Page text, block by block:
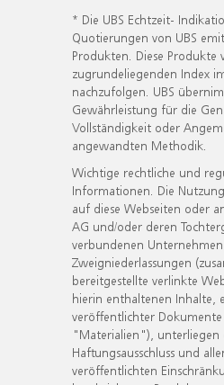
* Die UBS Echtzeit-
Quotierungen von UBS
Produkten. Diese Produkte
zugrundeliegenden Index
nachzufolgen. UBS
Gewährleistung für die
Vollständigkeit oder
angewandten Methodik.
Wichtige rechtliche und
Informationen. Die
auf diese Webseiten oder
AG und/oder deren
verbundenen
Zweigniederlassungen
bereitgestellte verlinkte
hierin enthaltenen Inhalte,
veröffentlichter Dokumente
"Materialien"), unterliegen
Haftungsausschluss und
veröffentlichten